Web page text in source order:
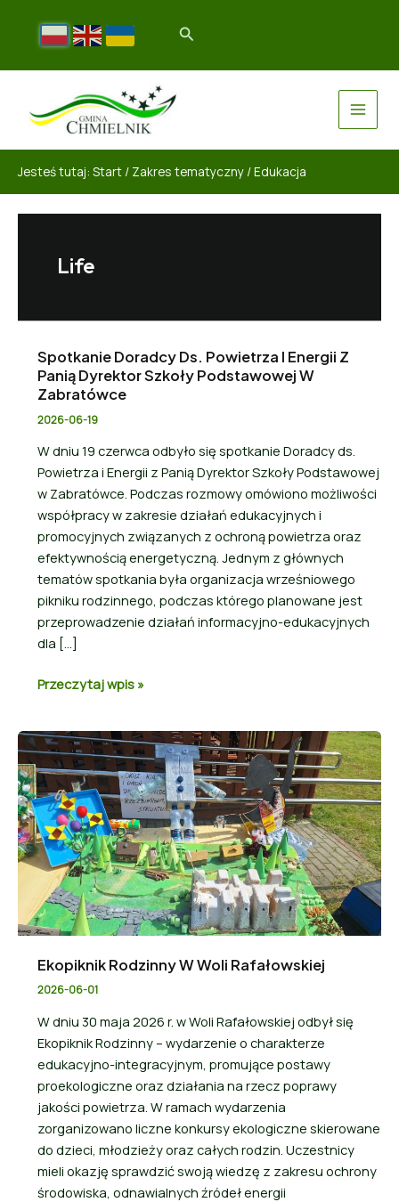
Jesteś tutaj: Start / Zakres tematyczny /Edukacja
Life
Spotkanie Doradcy Ds. Powietrza I Energii Z
Panią Dyrektor Szkoły Podstawowej W
Zabratówce
2026-06-19
W dniu 19 czerwca odbyło się spotkanie Doradcy ds.
Powietrza i Energii z Panią Dyrektor Szkoły Podstawowej
w Zabratówce. Podczas rozmowy omówiono możliwości
współpracy w zakresie działań edukacyjnych i
promocyjnych związanych z ochroną powietrza oraz
efektywnością energetyczną. Jednym z głównych
tematów spotkania była organizacja wrześniowego
pikniku rodzinnego, podczas którego planowane jest
przeprowadzenie działań informacyjno-edukacyjnych
dla […]
Przeczytaj wpis »
Ekopiknik Rodzinny W Woli Rafałowskiej
2026-06-01
W dniu 30 maja 2026 r. w Woli Rafałowskiej odbył się
Ekopiknik Rodzinny – wydarzenie o charakterze
edukacyjno-integracyjnym, promujące postawy
proekologiczne oraz działania na rzecz poprawy
jakości powietrza. W ramach wydarzenia
zorganizowano liczne konkursy ekologiczne skierowane
do dzieci, młodzieży oraz całych rodzin. Uczestnicy
mieli okazję sprawdzić swoją wiedzę z zakresu ochrony
środowiska, odnawialnych źródeł energii